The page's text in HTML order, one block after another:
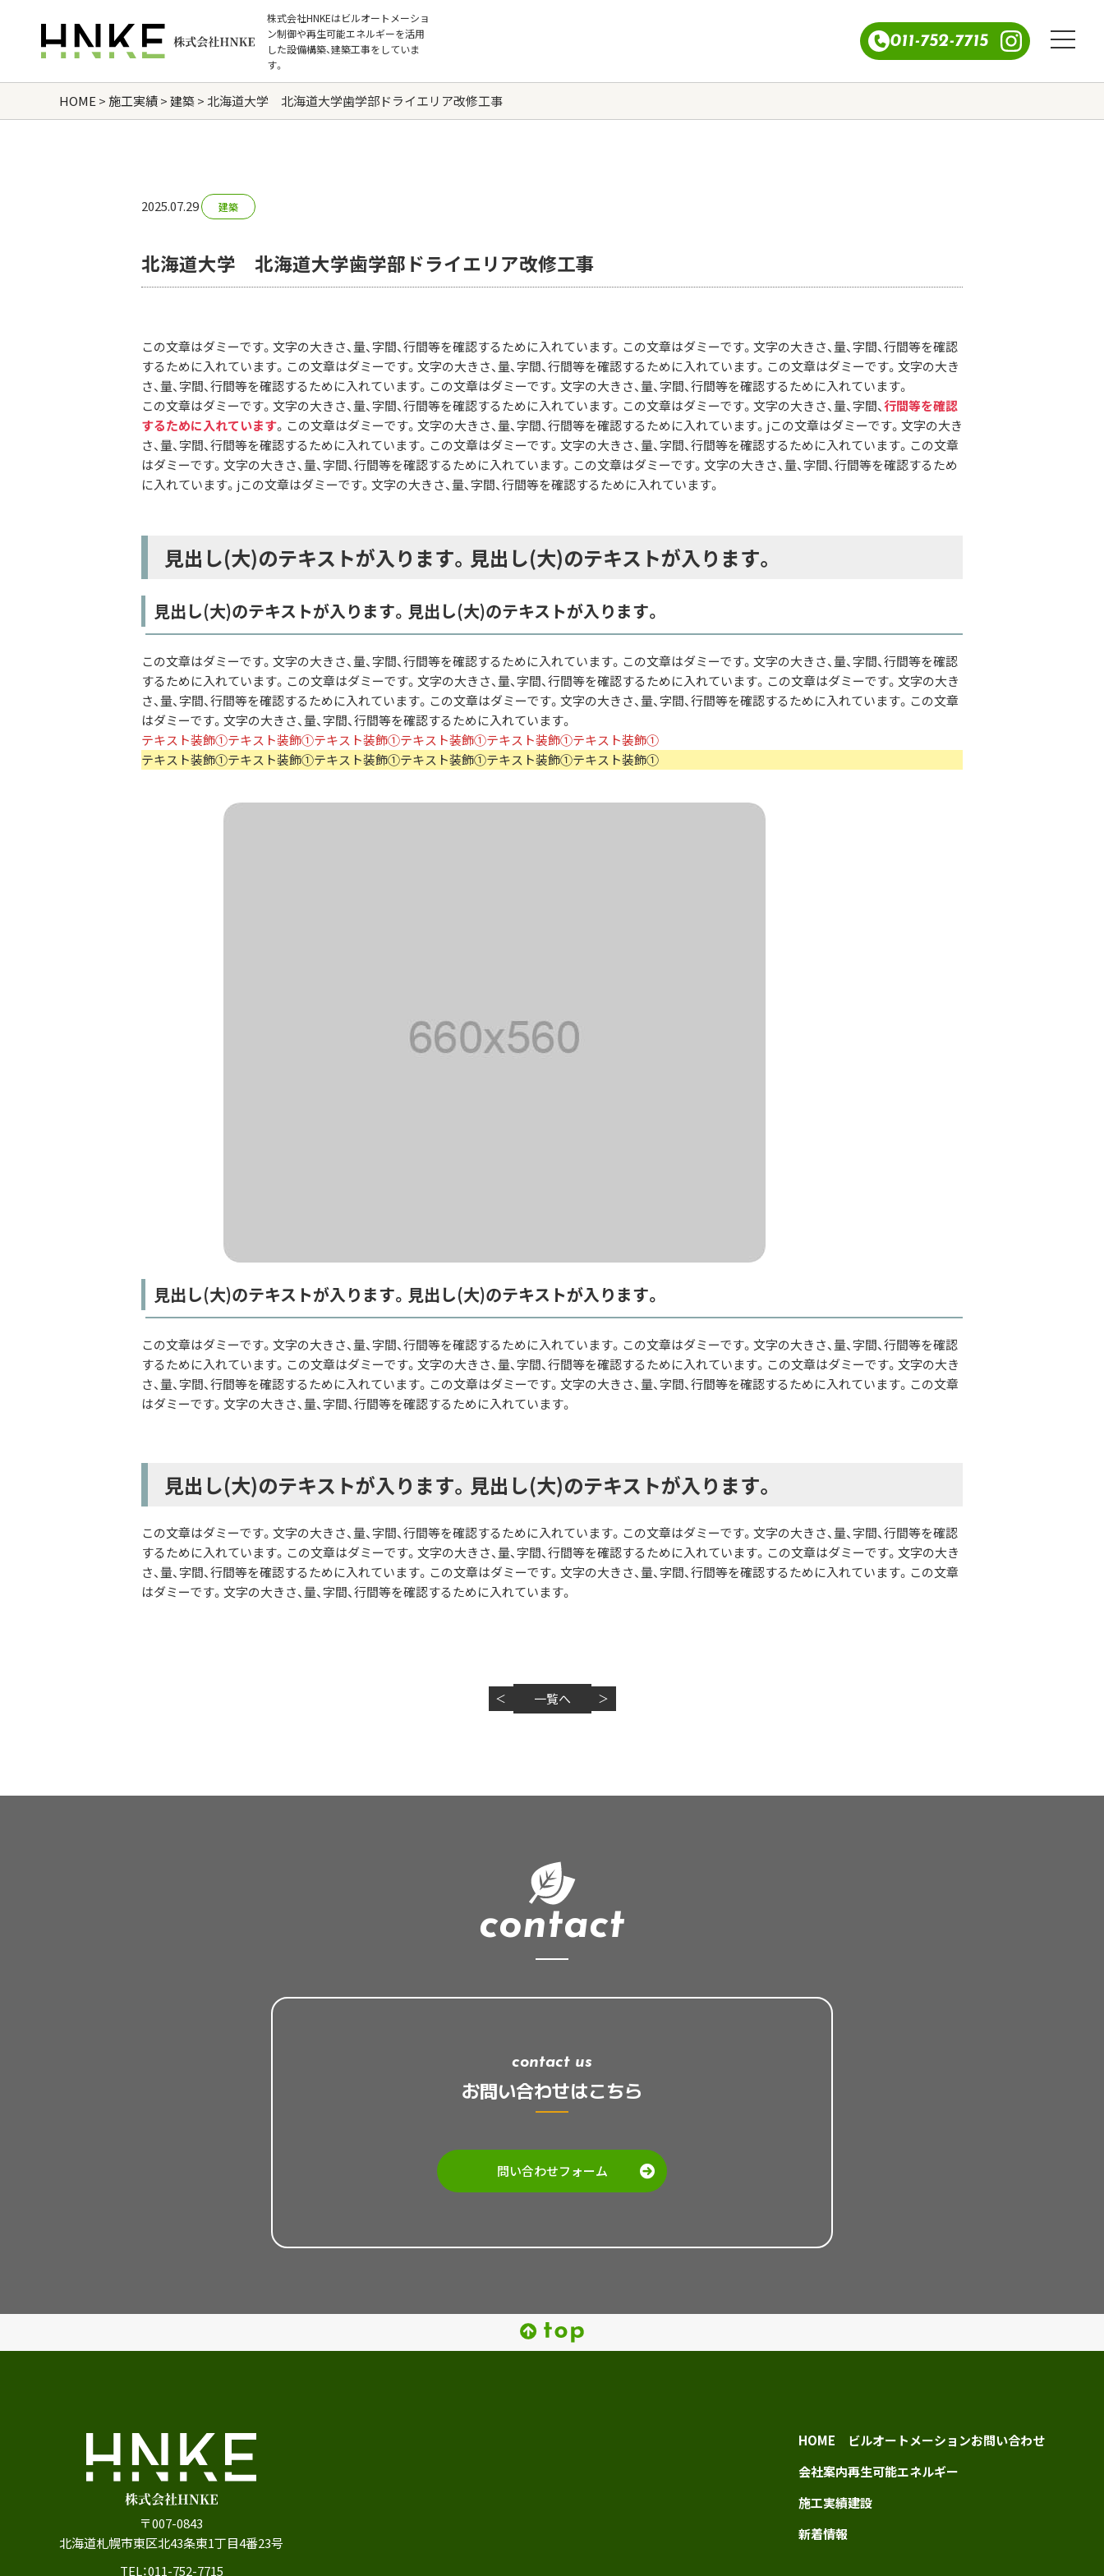
株式会社HNKEはビルオートメーショ
ン制御や再生可能エネルギーを活用
した設備構築、建築工事をしていま
す。
011-752-7715
HOME >施工実績>建築>北海道大学 北海道大学歯学部ドライエリア改修工事
2025.07.29 建築
北海道大学 北海道大学歯学部ドライエリア改修工事
この文章はダミーです。文字の大きさ、量、字間、行間等を確認するために入れています。この文章はダミーです。文字の大きさ、量、字間、行間等を確認
するために入れています。この文章はダミーです。文字の大きさ、量、字間、行間等を確認するために入れています。この文章はダミーです。文字の大き
さ、量、字間、行間等を確認するために入れています。この文章はダミーです。文字の大きさ、量、字間、行間等を確認するために入れています。
この文章はダミーです。文字の大きさ、量、字間、行間等を確認するために入れています。この文章はダミーです。文字の大きさ、量、字間、 行間等を確認
するために入れています。この文章はダミーです。文字の大きさ、量、字間、行間等を確認するために入れています。jこの文章はダミーです。文字の大き
さ、量、字間、行間等を確認するために入れています。この文章はダミーです。文字の大きさ、量、字間、行間等を確認するために入れています。この文章
はダミーです。文字の大きさ、量、字間、行間等を確認するために入れています。この文章はダミーです。文字の大きさ、量、字間、行間等を確認するため
に入れています。jこの文章はダミーです。文字の大きさ、量、字間、行間等を確認するために入れています。
見出し(大)のテキストが入ります。見出し(大)のテキストが入ります。
見出し(大)のテキストが入ります。見出し(大)のテキストが入ります。
この文章はダミーです。文字の大きさ、量、字間、行間等を確認するために入れています。この文章はダミーです。文字の大きさ、量、字間、行間等を確認
するために入れています。この文章はダミーです。文字の大きさ、量、字間、行間等を確認するために入れています。この文章はダミーです。文字の大き
さ、量、字間、行間等を確認するために入れています。この文章はダミーです。文字の大きさ、量、字間、行間等を確認するために入れています。この文章
はダミーです。文字の大きさ、量、字間、行間等を確認するために入れています。
テキスト装飾①テキスト装飾①テキスト装飾①テキスト装飾①テキスト装飾①テキスト装飾①
テキスト装飾①テキスト装飾①テキスト装飾①テキスト装飾①テキスト装飾①テキスト装飾①
見出し(大)のテキストが入ります。見出し(大)のテキストが入ります。
この文章はダミーです。文字の大きさ、量、字間、行間等を確認するために入れています。この文章はダミーです。文字の大きさ、量、字間、行間等を確認
するために入れています。この文章はダミーです。文字の大きさ、量、字間、行間等を確認するために入れています。この文章はダミーです。文字の大き
さ、量、字間、行間等を確認するために入れています。この文章はダミーです。文字の大きさ、量、字間、行間等を確認するために入れています。この文章
はダミーです。文字の大きさ、量、字間、行間等を確認するために入れています。
見出し(大)のテキストが入ります。見出し(大)のテキストが入ります。
この文章はダミーです。文字の大きさ、量、字間、行間等を確認するために入れています。この文章はダミーです。文字の大きさ、量、字間、行間等を確認
するために入れています。この文章はダミーです。文字の大きさ、量、字間、行間等を確認するために入れています。この文章はダミーです。文字の大き
さ、量、字間、行間等を確認するために入れています。この文章はダミーです。文字の大きさ、量、字間、行間等を確認するために入れています。この文章
はダミーです。文字の大きさ、量、字間、行間等を確認するために入れています。
＜ 一覧へ ＞
contact
contact us
お問い合わせはこちら
問い合わせフォーム
〒007-0843
北海道札幌市東区北43条東1丁目4番23号
TEL：011-752-7715
HOME
会社案内
施工実績
新着情報
ビルオートメーション
再生可能エネルギー
建設
お問い合わせ